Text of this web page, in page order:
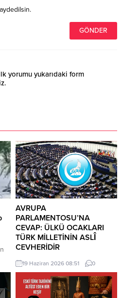
yorumu yukarıdaki form
AVRUPA
PARLAMENTOSU’NA
CEVAP: ÜLKÜ OCAKLARI
TÜRK MİLLETİNİN ASLÎ
CEVHERİDİR
MHP milletvekili Prof. Dr. İlyas
Topsakal AB parlamentosuna
cevap verdi: Avrupa
Parlamentosu tarafından 17
19 Haziran 2026 08:51 0